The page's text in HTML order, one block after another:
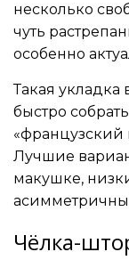
несколько
чуть
особенно
Такая укладка
быстро
«французский
Лучшие
макушке,
Чёлка-